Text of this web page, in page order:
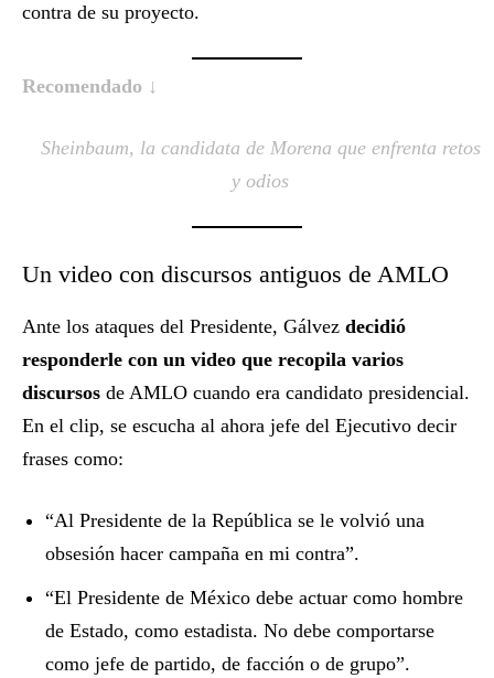
contra de su proyecto.
Recomendado ↓
Sheinbaum, la candidata de Morena que enfrenta retos
y odios
Un video con discursos antiguos de AMLO
Ante los ataques del Presidente, Gálvez decidió
responderle con un video que recopila varios
discursos de AMLO cuando era candidato presidencial.
En el clip, se escucha al ahora jefe del Ejecutivo decir
frases como:
“Al Presidente de la República se le volvió una
obsesión hacer campaña en mi contra”.
“El Presidente de México debe actuar como hombre
de Estado, como estadista. No debe comportarse
como jefe de partido, de facción o de grupo”.